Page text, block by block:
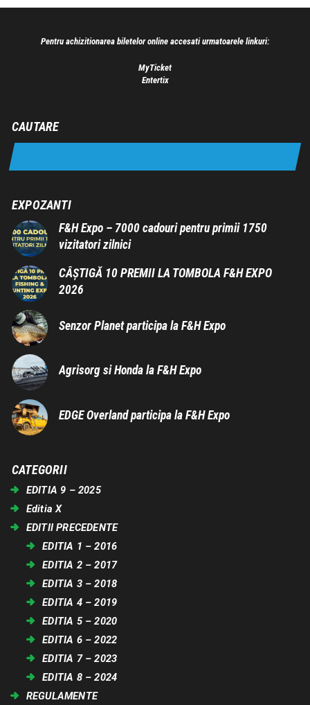
Pentru achizitionarea biletelor online accesati urmatoarele linkuri:
MyTicket
Entertix
CAUTARE
EXPOZANTI
F&H Expo – 7000 cadouri pentru primii 1750
vizitatori zilnici
CÂȘTIGĂ 10 PREMII LA TOMBOLA F&H EXPO
2026
Senzor Planet participa la F&H Expo
Agrisorg si Honda la F&H Expo
EDGE Overland participa la F&H Expo
CATEGORII
EDITIA 9 – 2025
Editia X
EDITII PRECEDENTE
EDITIA 1 – 2016
EDITIA 2 – 2017
EDITIA 3 – 2018
EDITIA 4 – 2019
EDITIA 5 – 2020
EDITIA 6 – 2022
EDITIA 7 – 2023
EDITIA 8 – 2024
REGULAMENTE